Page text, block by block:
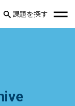
課題を探す